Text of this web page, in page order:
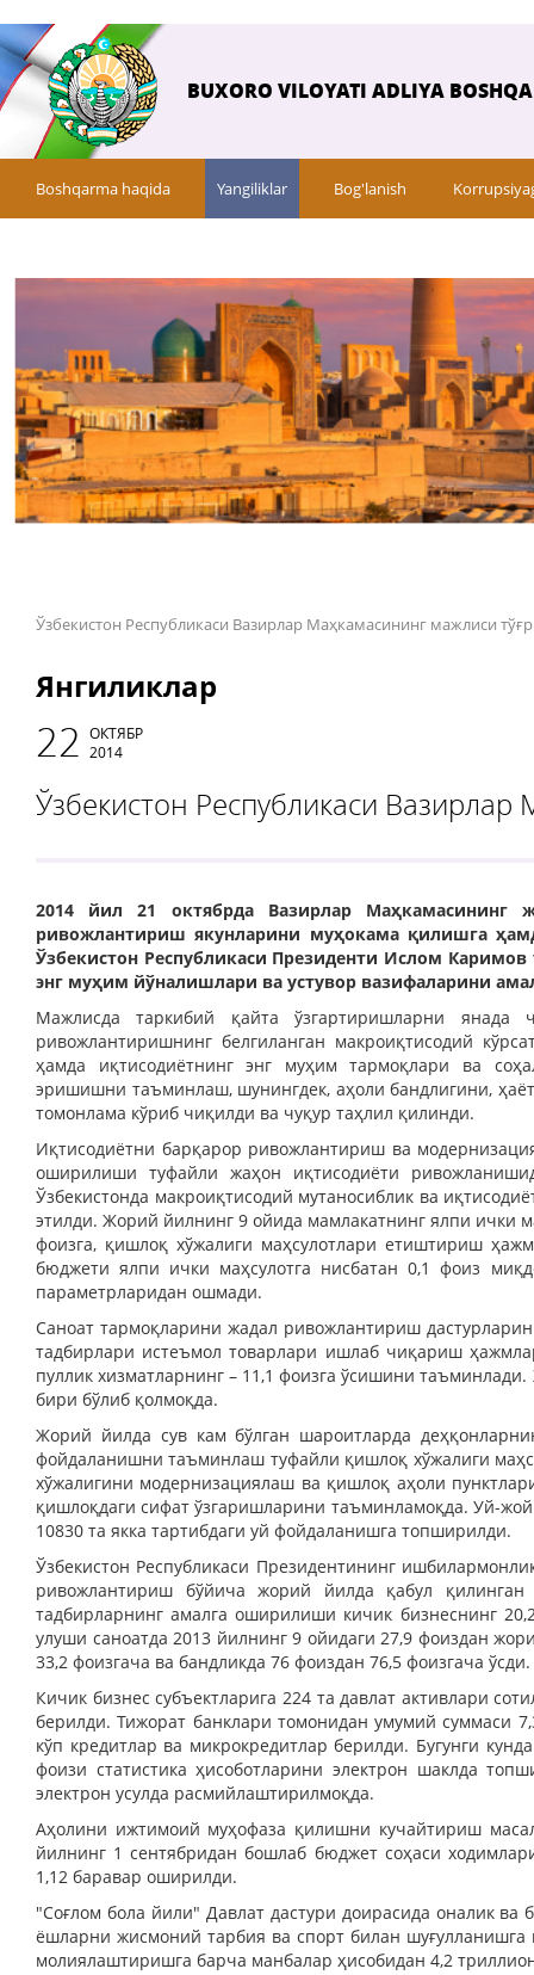
BUXORO VILOYATI ADLIYA
Boshqarma haqida Yangiliklar Bog'lanish
Ўзбекистон Республикаси Вазирлар Маҳкамасининг мажлиси
Янгиликлар
22 ОКТЯБР
2014
Ўзбекистон Республикаси
2014 йил 21 октябрда Вазирлар Маҳкамасининг
ривожлантириш якунларини муҳокама қилишга
Ўзбекистон Республикаси Президенти Ислом
энг муҳим йўналишлари ва устувор вазифаларини
Мажлисда таркибий қайта ўзгартиришларни янада
ривожлантиришнинг белгиланган макроиқтисодий
ҳамда иқтисодиётнинг энг муҳим тармоқлари ва
эришишни таъминлаш, шунингдек, аҳоли бандлигини,
томонлама кўриб чиқилди ва чуқур таҳлил қилинди.
Иқтисодиётни барқарор ривожлантириш ва
оширилиши туфайли жаҳон иқтисодиёти
Ўзбекистонда макроиқтисодий мутаносиблик ва
этилди. Жорий йилнинг 9 ойида мамлакатнинг ялпи ички
фоизга, қишлоқ хўжалиги маҳсулотлари етиштириш
бюджети ялпи ички маҳсулотга нисбатан 0,1 фоиз
параметрларидан ошмади.
Саноат тармоқларини жадал ривожлантириш
тадбирлари истеъмол товарлари ишлаб чиқариш
пуллик хизматларнинг – 11,1 фоизга ўсишини
бири бўлиб қолмоқда.
Жорий йилда сув кам бўлган шароитларда
фойдаланишни таъминлаш туфайли қишлоқ хўжалиги
хўжалигини модернизациялаш ва қишлоқ аҳоли
қишлоқдаги сифат ўзгаришларини таъминламоқда. Уй-
10830 та якка тартибдаги уй фойдаланишга топширилди.
Ўзбекистон Республикаси Президентининг
ривожлантириш бўйича жорий йилда қабул
тадбирларнинг амалга оширилиши кичик бизнеснинг
улуши саноатда 2013 йилнинг 9 ойидаги 27,9 фоиздан
33,2 фоизгача ва бандликда 76 фоиздан 76,5 фоизгача ўсди.
Кичик бизнес субъектларига 224 та давлат активлари
берилди. Тижорат банклари томонидан умумий суммаси
кўп кредитлар ва микрокредитлар берилди. Бугунги
фоизи статистика ҳисоботларини электрон шаклда
электрон усулда расмийлаштирилмоқда.
Аҳолини ижтимоий муҳофаза қилишни кучайтириш
йилнинг 1 сентябридан бошлаб бюджет соҳаси
1,12 баравар оширилди.
"Соғлом бола йили" Давлат дастури доирасида оналик
ёшларни жисмоний тарбия ва спорт билан
молиялаштиришга барча манбалар ҳисобидан 4,2